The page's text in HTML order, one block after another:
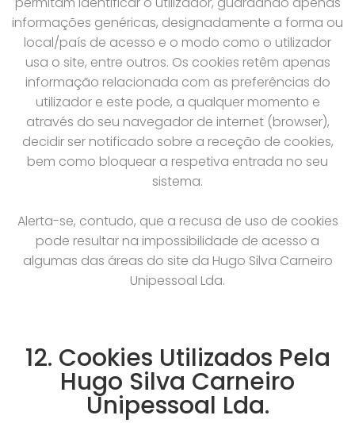
informações genéricas, designadamente a forma ou
local/país de acesso e o modo como o utilizador
usa o site, entre outros. Os cookies retêm apenas
informação relacionada com as preferências do
utilizador e este pode, a qualquer momento e
através do seu navegador de internet (browser),
decidir ser notificado sobre a receção de cookies,
bem como bloquear a respetiva entrada no seu
sistema.
Alerta-se, contudo, que a recusa de uso de cookies
pode resultar na impossibilidade de acesso a
algumas das áreas do site da Hugo Silva Carneiro
Unipessoal Lda.
12. Cookies Utilizados Pela
Hugo Silva Carneiro
Unipessoal Lda.